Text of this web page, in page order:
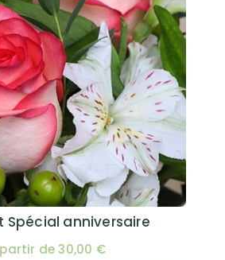
Spécial anniversaire
de 30,00 €